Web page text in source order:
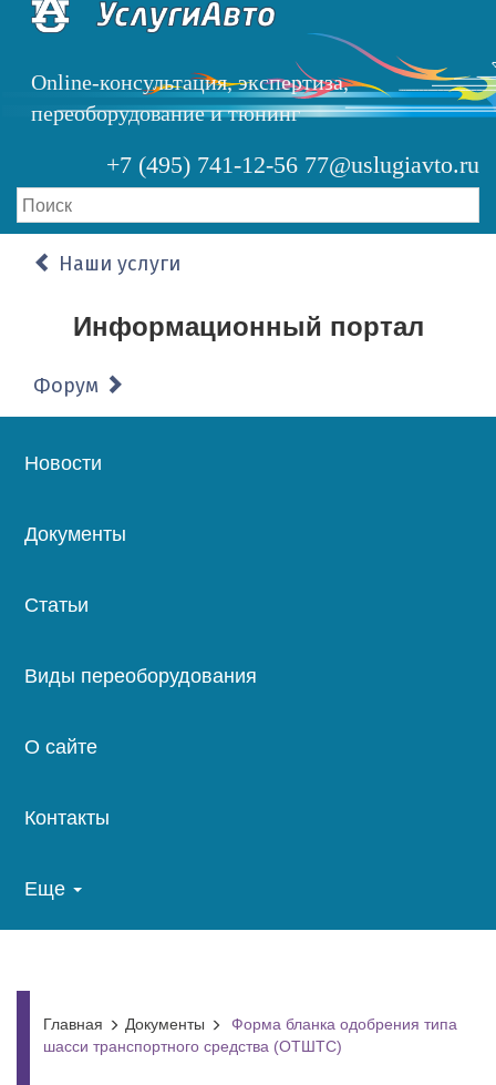
Перейти
содержанию
Online-консультация, экспертиза,
переоборудование и тюнинг
+7 (495) 741-12-56 77@uslugiavto.ru
Наши услуги
Информационный портал
Форум
Основная
Новости
Документы
Статьи
Виды переоборудования
О сайте
Контакты
Еще
Главная Документы
Форма бланка одобрения типа
шасси транспортного средства (ОТШТС)